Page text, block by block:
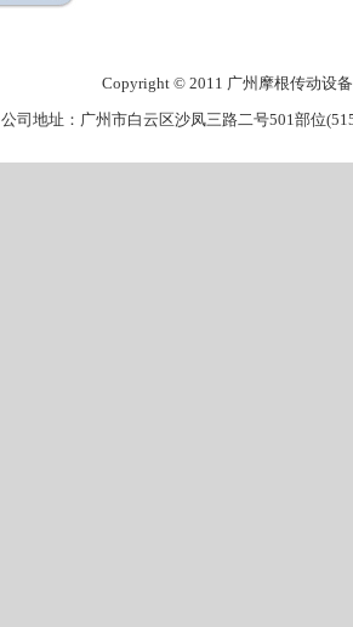
Copyright © 2011 广州摩根传动设
公司地址：广州市白云区沙凤三路二号501部位